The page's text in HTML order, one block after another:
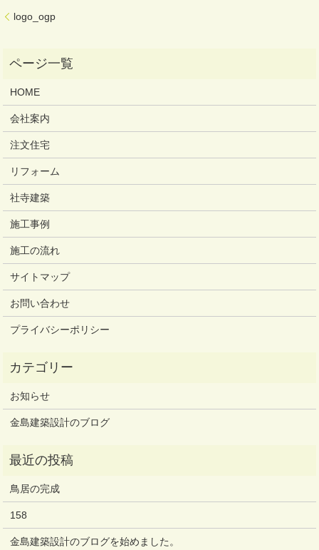
logo_ogp
HOME
会社案内
注文住宅
リフォーム
社寺建築
施工事例
施工の流れ
サイトマップ
お問い合わせ
プライバシーポリシー
お知らせ
金島建築設計のブログ
鳥居の完成
158
金島建築設計のブログを始めました。